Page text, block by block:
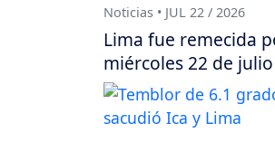
Noticias • JUL 22 / 2026
Lima fue remecida
miércoles 22 de julio